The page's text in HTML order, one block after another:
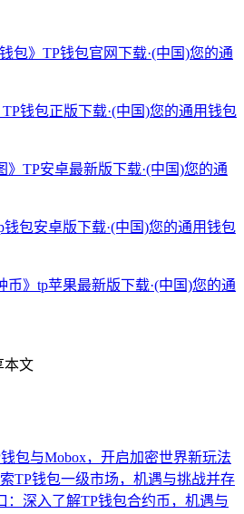
包》TP钱包官网下载·(中国)您的通
TP钱包正版下载·(中国)您的通用钱包
》TP安卓最新版下载·(中国)您的通
钱包安卓版下载·(中国)您的通用钱包
币》tp苹果最新版下载·(中国)您的通
本文
包与Mobox，开启加密世界新玩法
TP钱包一级市场，机遇与挑战并存
：深入了解TP钱包合约币，机遇与